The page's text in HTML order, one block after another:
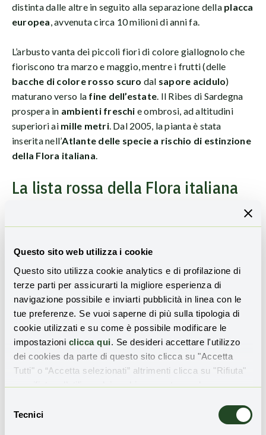
Questo sito web utilizza i cookie
Questo sito utilizza cookie analytics e di profilazione di
terze parti per assicurarti la migliore esperienza di
navigazione possibile e inviarti pubblicità in linea con le
tue preferenze. Se vuoi saperne di più sulla tipologia di
cookie utilizzati e su come è possibile modificare le
impostazioni clicca qui. Se desideri accettare l'utilizzo
dei cookies da parte di questo sito clicca su "Accetta
Tutti" o “Accetta selezionati” altrimenti clicca su "Rifiuta"
per rifiutare l’utilizzo dei cookie e mantenere le
delTecnici
distinta dalle altre in seguito alla separazione dellaplacca
europea , avvenuta circa 10 milioni di anni fa.
L’arbusto vanta dei piccoli fiori di colore giallognolo che
fioriscono tra marzo e maggio, mentre i frutti (delle
bacche di colore rosso scuro dal sapore acidulo)
maturano verso la fine dell’estate . Il Ribes di Sardegna
prospera in ambienti freschi e ombrosi, ad altitudini
superiori ai mille metri. Dal 2005, la pianta è stata
inserita nell’Atlante delle specie a rischio di estinzione
della Flora italiana
La lista rossa della Flora italiana
Un grande albero su una collina
Le specie sopracitate sono state inserite dal Ministero
dell’ambientein una apposita lista grazie alla quale è stato
pericolo. Si tratta di uno strumento utile a proteggere la
biodiversità
e di